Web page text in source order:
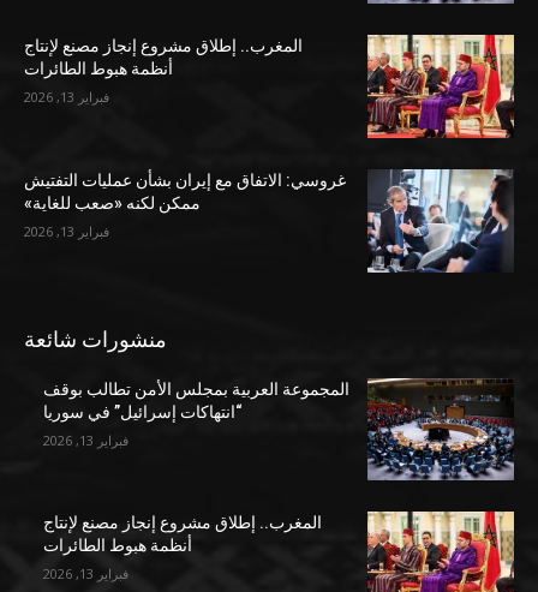
المغرب.. إطلاق مشروع إنجاز مصنع لإنتاج
أنظمة هبوط الطائرات
فبراير 13, 2026
غروسي: الاتفاق مع إيران بشأن عمليات التفتيش
ممكن لكنه «صعب للغاية»
فبراير 13, 2026
منشورات شائعة
المجموعة العربية بمجلس الأمن تطالب بوقف
“انتهاكات إسرائيل” في سوريا
فبراير 13, 2026
المغرب.. إطلاق مشروع إنجاز مصنع لإنتاج
أنظمة هبوط الطائرات
فبراير 13, 2026